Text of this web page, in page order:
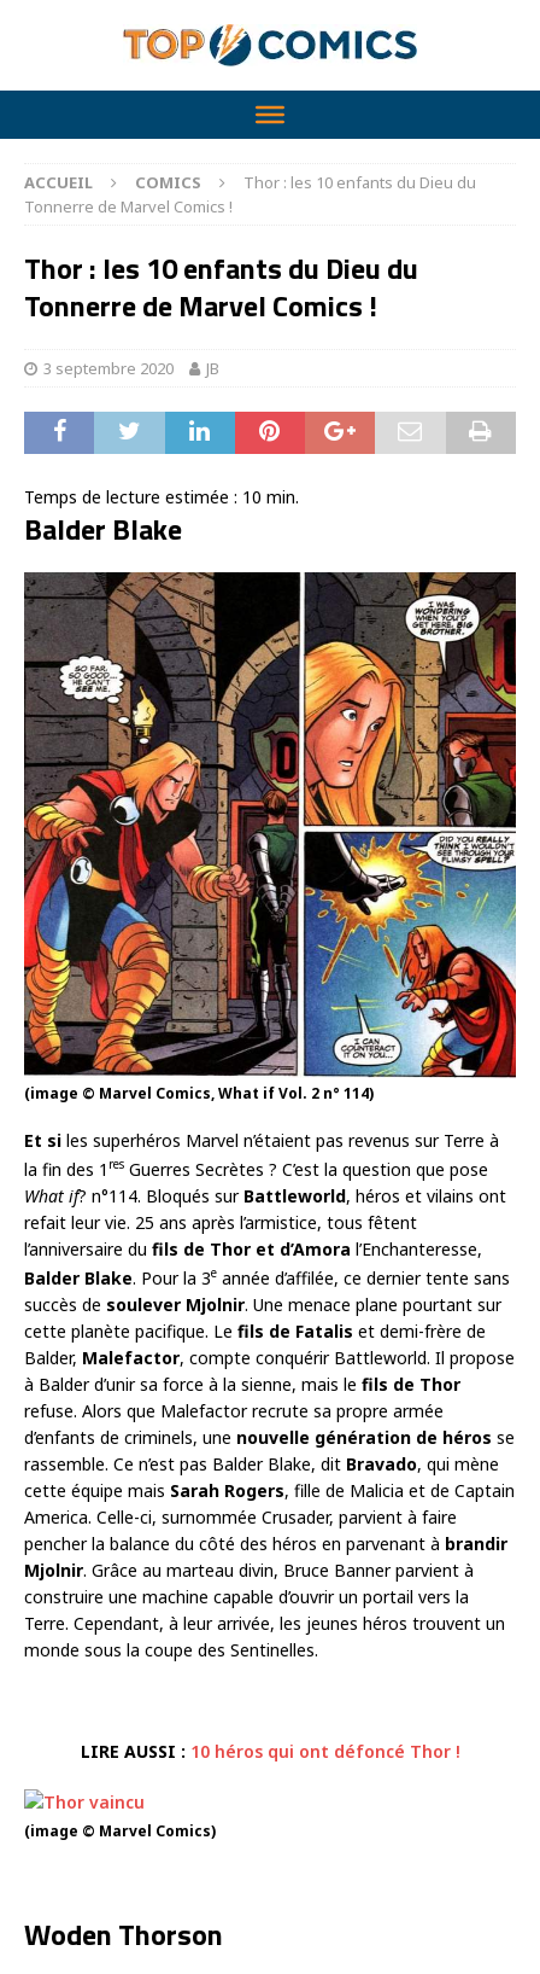
ACCUEIL COMICS
Thor : les 10 enfants du Dieu du
Tonnerre de Marvel Comics !
Thor : les 10 enfants du Dieu du
Tonnerre de Marvel Comics !
3 septembre 2020 JB
Temps de lecture estimée : 10 min.
Balder Blake
(image © Marvel Comics, What if Vol. 2 n° 114)
Et si les superhéros Marvel n’étaient pas revenus sur Terre à
la fin des 1 res Guerres Secrètes ? C’est la question que pose
What if? n°114. Bloqués sur Battleworld, héros et vilains ont
refait leur vie. 25 ans après l’armistice, tous fêtent
l’anniversaire du fils de Thor et d’Amora l’Enchanteresse,
Balder Blake. Pour la 3e année d’affilée, ce dernier tente sans
succès de soulever Mjolnir. Une menace plane pourtant sur
cette planète pacifique. Le fils de Fatalis et demi-frère de
Balder, Malefactor, compte conquérir Battleworld. Il propose
à Balder d’unir sa force à la sienne, mais le fils de Thor
refuse. Alors que Malefactor recrute sa propre armée
d’enfants de criminels, une nouvelle génération de héros se
rassemble. Ce n’est pas Balder Blake, dit Bravado, qui mène
cette équipe mais Sarah Rogers, fille de Malicia et de Captain
America. Celle-ci, surnommée Crusader, parvient à faire
pencher la balance du côté des héros en parvenant à brandir
Mjolnir. Grâce au marteau divin, Bruce Banner parvient à
construire une machine capable d’ouvrir un portail vers la
Terre. Cependant, à leur arrivée, les jeunes héros trouvent un
monde sous la coupe des Sentinelles.
LIRE AUSSI : 10 héros qui ont défoncé Thor !
(image © Marvel Comics)
Woden Thorson